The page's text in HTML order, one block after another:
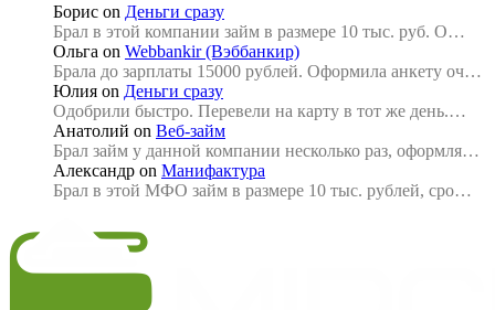
Борис on Деньги сразу
Брал в этой компании займ в размере 10 тыс. руб. О…
Ольга on Webbankir (Вэббанкир)
Брала до зарплаты 15000 рублей. Оформила анкету оч…
Юлия on Деньги сразу
Одобрили быстро. Перевели на карту в тот же день.…
Анатолий on Веб-займ
Брал займ у данной компании несколько раз, оформля…
Александр on Манифактура
Брал в этой МФО займ в размере 10 тыс. рублей, сро…